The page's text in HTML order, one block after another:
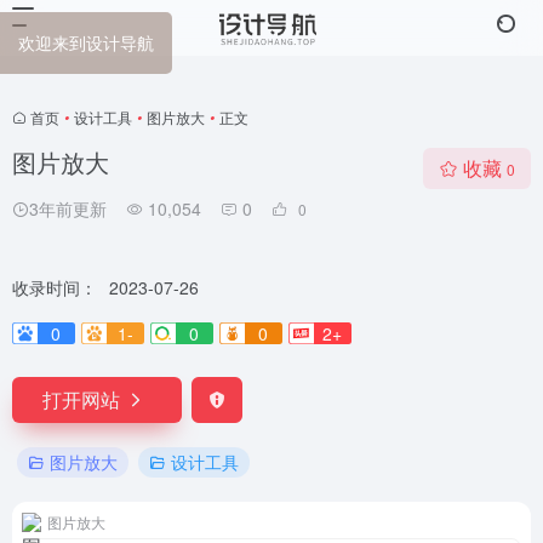
首页 • 设计工具 • 图片放大 • 正文
图片放大
3年前更新 10,054 0 0
收藏 0
收录时间：
2023-07-26
0
1- 0 0 2+
打开网站
图片放大 设计工具
图片放大
欢迎来到设计导航